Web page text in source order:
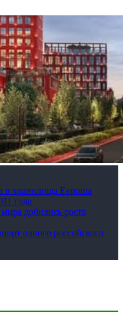
в хранилища Европы
года
добились роста
одного российского